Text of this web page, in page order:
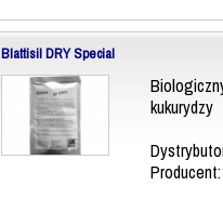
Blattisil DRY Special
kukurydzy